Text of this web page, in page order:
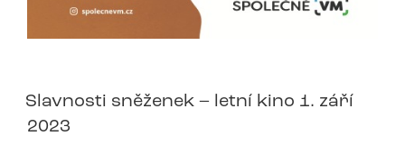
Slavnosti sněženek – letní kino 1. září
2023